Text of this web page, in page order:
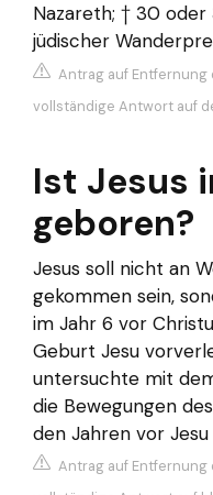
Nazareth; † 30 oder
jüdischer
Antrag auf Entfernung
vollständige Antwort auf
Ist Jesus
geboren?
Jesus soll nicht an
gekommen sein,
im Jahr 6 vor
Geburt Jesu
untersuchte mit
die Bewegungen
den Jahren vor
Antrag auf Entfernung